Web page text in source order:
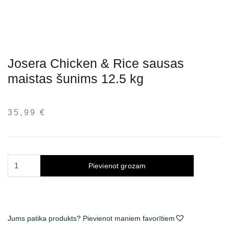
Josera Chicken & Rice sausas
maistas šunims 12.5 kg
35,99€
maistas
Pievienot grozam
Jums patika produkts? Pievienot maniem favorītiem